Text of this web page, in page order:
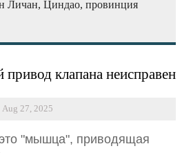
Личан, Циндао, провинция
клапана неисправен
Aug 27, 2025
"мышца", приводящая